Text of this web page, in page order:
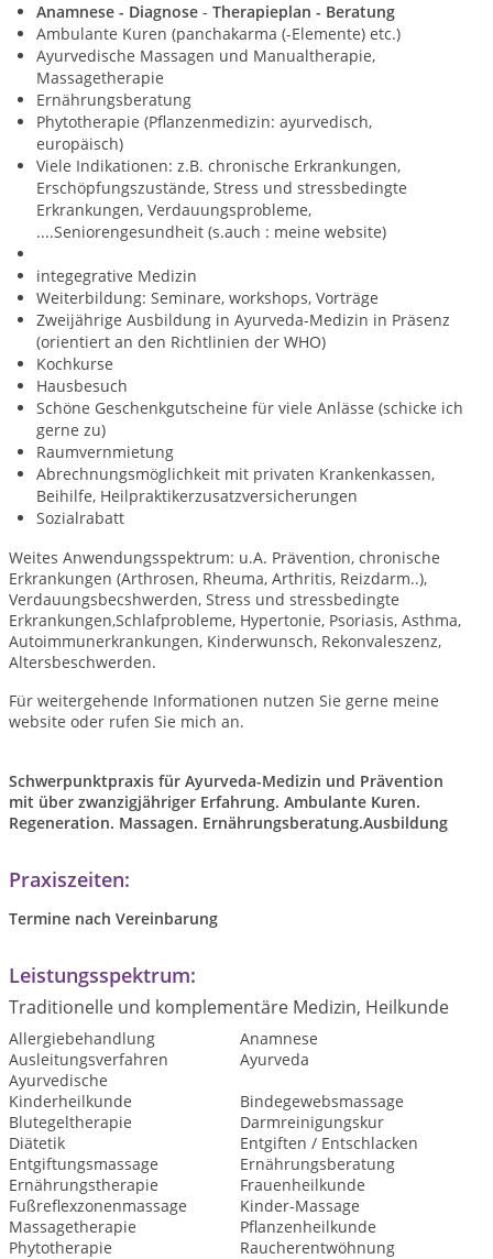
Anamnese - Diagnose - Therapieplan - Beratung
Ambulante Kuren (panchakarma (-Elemente) etc.)
Ayurvedische Massagen und Manualtherapie,
Massagetherapie
Ernährungsberatung
Phytotherapie (Pflanzenmedizin: ayurvedisch,
europäisch)
Viele Indikationen: z.B. chronische Erkrankungen,
Erschöpfungszustände, Stress und stressbedingte
Erkrankungen, Verdauungsprobleme,
....Seniorengesundheit (s.auch : meine website)
integegrative Medizin
Weiterbildung: Seminare, workshops, Vorträge
Zweijährige Ausbildung in Ayurveda-Medizin in Präsenz
(orientiert an den Richtlinien der WHO)
Kochkurse
Hausbesuch
Schöne Geschenkgutscheine für viele Anlässe (schicke ich
gerne zu)
Raumvernmietung
Abrechnungsmöglichkeit mit privaten Krankenkassen,
Beihilfe, Heilpraktikerzusatzversicherungen
Sozialrabatt
Weites Anwendungsspektrum: u.A. Prävention, chronische
Erkrankungen (Arthrosen, Rheuma, Arthritis, Reizdarm..),
Verdauungsbecshwerden, Stress und stressbedingte
Erkrankungen,Schlafprobleme, Hypertonie, Psoriasis, Asthma,
Autoimmunerkrankungen, Kinderwunsch, Rekonvaleszenz,
Altersbeschwerden.
Für weitergehende Informationen nutzen Sie gerne meine
website oder rufen Sie mich an.
Schwerpunktpraxis für Ayurveda-Medizin und Prävention
mit über zwanzigjähriger Erfahrung. Ambulante Kuren.
Regeneration. Massagen. Ernährungsberatung.Ausbildung
Praxiszeiten:
Termine nach Vereinbarung
Leistungsspektrum:
Traditionelle und komplementäre Medizin, Heilkunde
Allergiebehandlung
Anamnese
Ausleitungsverfahren
Ayurveda
Ayurvedische
Kinderheilkunde
Bindegewebsmassage
Blutegeltherapie
Darmreinigungskur
Diätetik
Entgiften / Entschlacken
Entgiftungsmassage
Ernährungsberatung
Ernährungstherapie
Frauenheilkunde
Fußreflexzonenmassage
Kinder-Massage
Massagetherapie
Pflanzenheilkunde
Phytotherapie
Raucherentwöhnung